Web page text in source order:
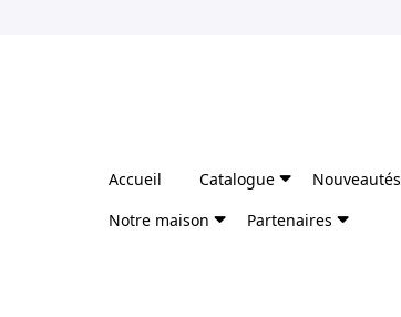
Accueil Catalogue Nouveautés
Notre maison
Partenaires